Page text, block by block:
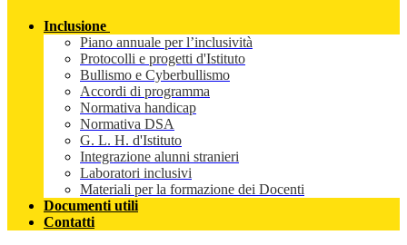
Inclusione
Piano annuale per l’inclusività
Protocolli e progetti d'Istituto
Bullismo e Cyberbullismo
Accordi di programma
Normativa handicap
Normativa DSA
G. L. H. d'Istituto
Integrazione alunni stranieri
Laboratori inclusivi
Materiali per la formazione dei Docenti
Documenti utili
Contatti